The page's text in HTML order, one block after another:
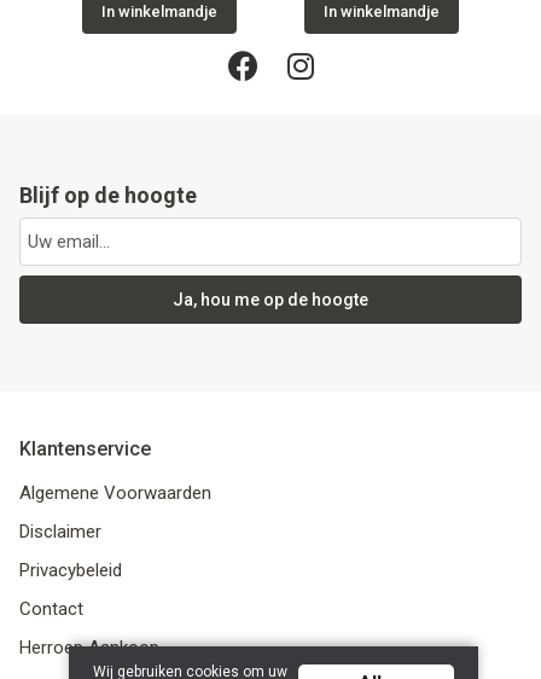
In winkelmandje In winkelmandje
Blijf op de hoogte
Ja, hou me op de hoogte
Klantenservice
Algemene Voorwaarden
Disclaimer
Privacybeleid
Contact
Herroep Aankoop
Wij gebruiken cookies om uw